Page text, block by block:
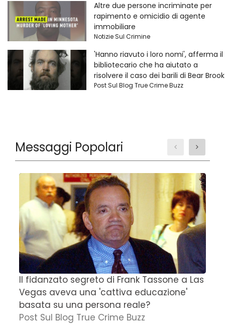
Altre due persone incriminate per
rapimento e omicidio di agente
immobiliare
Notizie Sul Crimine
'Hanno riavuto i loro nomi', afferma il
bibliotecario che ha aiutato a
risolvere il caso dei barili di Bear Brook
Post Sul Blog True Crime Buzz
Messaggi Popolari
Il fidanzato segreto di Frank Tassone a Las
Vegas aveva una 'cattiva educazione'
basata su una persona reale?
Post Sul Blog True Crime Buzz